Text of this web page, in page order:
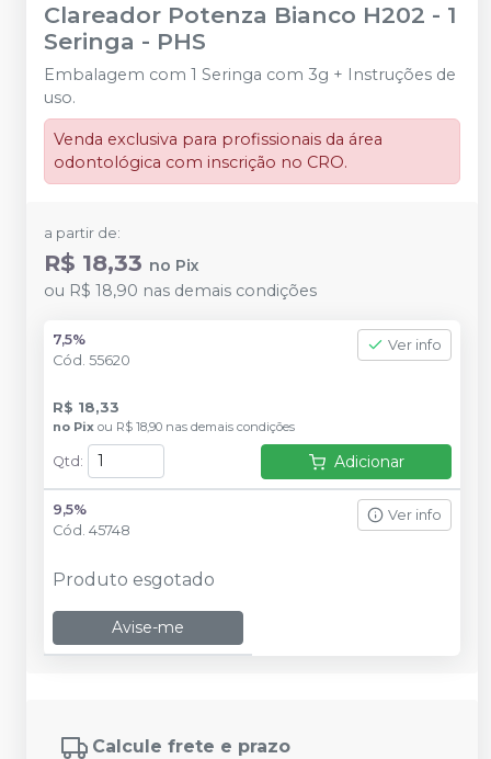
Clareador Potenza Bianco H202 - 1
Seringa - PHS
Embalagem com 1 Seringa com 3g + Instruções de
uso.
Venda exclusiva para profissionais da área
odontológica com inscrição no CRO.
a partir de:
R$ 18,33 no Pix
ou R$ 18,90 nas demais condições
7,5%
Cód. 55620
Ver info
R$ 18,33
no Pix ou R$ 18,90 nas demais condições
Qtd : Adicionar
9,5%
Cód. 45748
Ver info
Produto esgotado
Avise-me
Calcule frete e prazo